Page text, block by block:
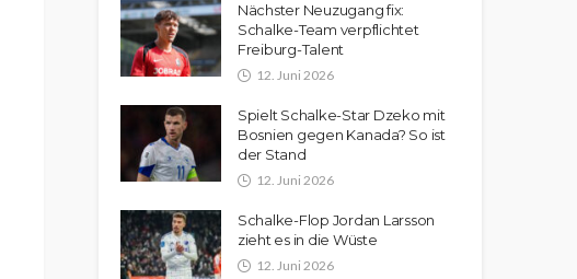
Nächster Neuzugang fix:
Schalke-Team verpflichtet
Freiburg-Talent
12. Juni 2026
Spielt Schalke-Star Dzeko mit
Bosnien gegen Kanada? So ist
der Stand
12. Juni 2026
Schalke-Flop Jordan Larsson
zieht es in die Wüste
12. Juni 2026